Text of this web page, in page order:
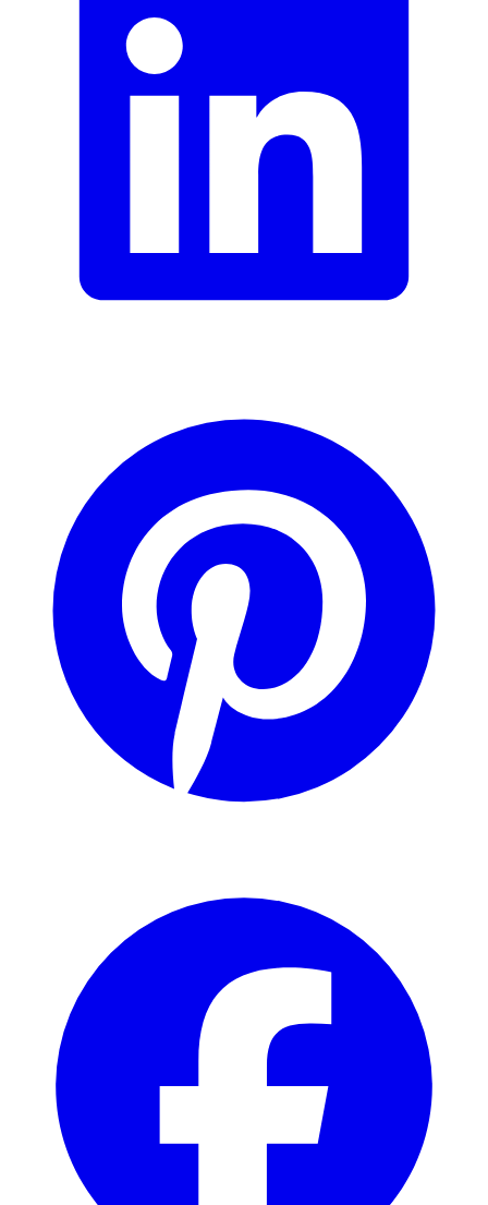
EM59 Dispositif de chauffage
4 électrodes avec coussinets de gel
Câble de connexion
Adresse e-mail (facultatif)